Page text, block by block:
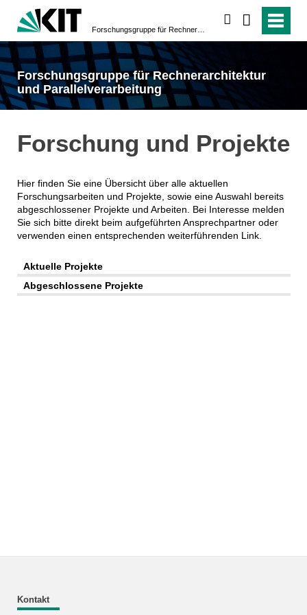
Forschungsgruppe für Rechnerarchitektur
und Parallelverarbeitung
Forschung und Projekte
Hier finden Sie eine Übersicht über alle aktuellen
Forschungsarbeiten und Projekte, sowie eine Auswahl bereits
abgeschlossener Projekte und Arbeiten. Bei Interesse melden
Sie sich bitte direkt beim aufgeführten Ansprechpartner oder
verwenden einen entsprechenden weiterführenden Link.
Aktuelle Projekte
Abgeschlossene Projekte
Kontakt